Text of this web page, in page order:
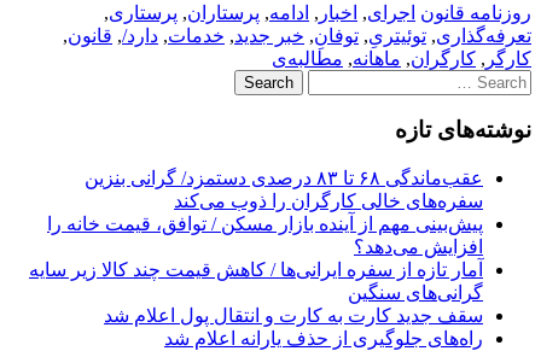
روزنامه قانون اجرای, اخبار , ادامه, پرستاران, پرستاری,
تعرفه‌گذاری, توئیتریِ, توفانِ, خبر جدید, خدمات, دارد/, قانون,
کارگر , کارگران, ماهانه, مطالبه‌ی
Search
for:
نوشته‌های تازه
عقب‌ماندگی ۶۸ تا ۸۳ درصدی دستمزد/ گرانی بنزین
سفره‌های خالی کارگران را ذوب می‌کند
پیش‌بینی مهم از آینده بازار مسکن / توافق، قیمت خانه را
افزایش می‌دهد؟
آمار تازه از سفره ایرانی‌ها / کاهش قیمت چند کالا زیر سایه
گرانی‌های سنگین
سقف جدید کارت به کارت و انتقال پول اعلام شد
راه‌های جلوگیری از حذف یارانه اعلام شد